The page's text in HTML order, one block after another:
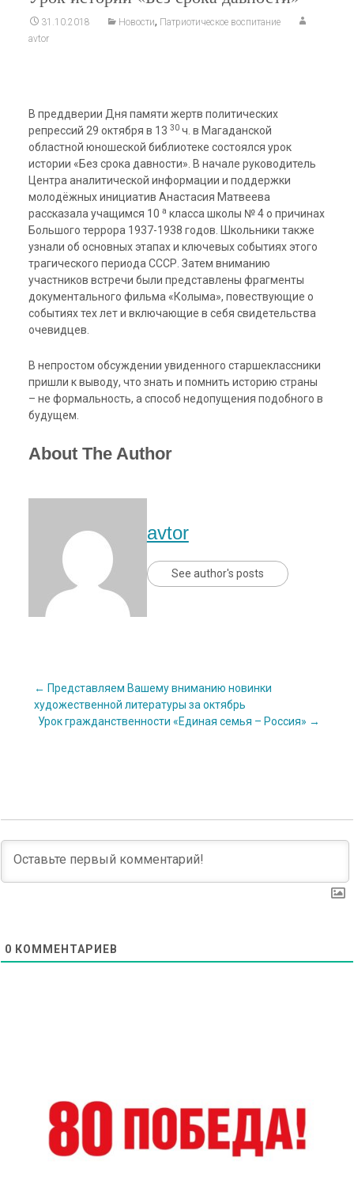
31.10.2018 Новости, Патриотическое воспитание
avtor
В преддверии Дня памяти жертв политических
репрессий 29 октября в 13 30ч. в Магаданской
областной юношеской библиотеке состоялся урок
истории «Без срока давности». В начале руководитель
Центра аналитической информации и поддержки
молодёжных инициатив Анастасия Матвеева
рассказала учащимся 10 а класса школы № 4 о причинах
Большого террора 1937-1938 годов. Школьники также
узнали об основных этапах и ключевых событиях этого
трагического периода СССР. Затем вниманию
участников встречи были представлены фрагменты
документального фильма «Колыма», повествующие о
событиях тех лет и включающие в себя свидетельства
очевидцев.
В непростом обсуждении увиденного старшеклассники
пришли к выводу, что знать и помнить историю страны
– не формальность, а способ недопущения подобного в
будущем.
About The Author
avtor
See author's posts
Post
← Представляем Вашему вниманию новинки
художественной литературы за октябрь
Урок гражданственности «Единая семья – Россия» →
0 КОММЕНТАРИЕВ